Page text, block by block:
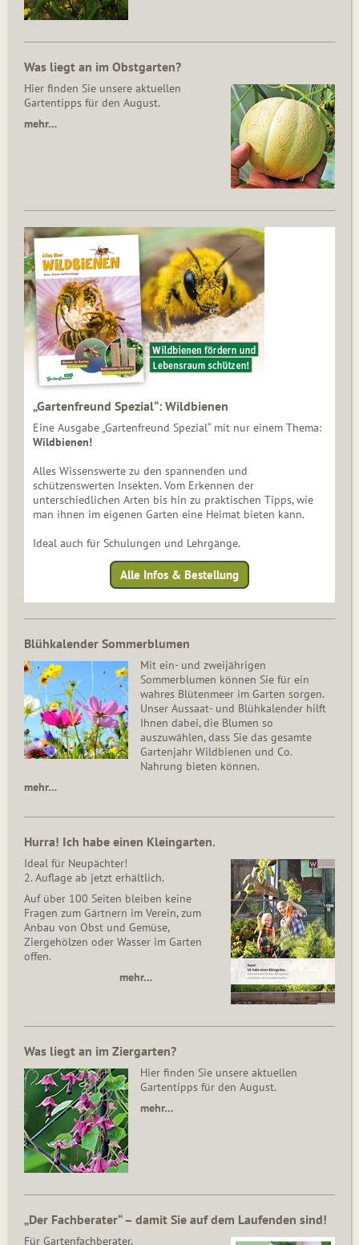
Was liegt an im Obstgarten?
Hier finden Sie unsere aktuellen
Gartentipps für den August.
mehr…
„Gartenfreund Spezial“: Wildbienen
Eine Ausgabe „Gartenfreund Spezial“ mit nur einem Thema:
Wildbienen!
Alles Wissenswerte zu den spannenden und
schützenswerten Insekten. Vom Erkennen der
unterschiedlichen Arten bis hin zu praktischen Tipps, wie
man ihnen im eigenen Garten eine Heimat bieten kann.
Ideal auch für Schulungen und Lehrgänge.
Alle Infos & Bestellung
Blühkalender Sommerblumen
Mit ein- und zweijährigen
Sommerblumen können Sie für ein
wahres Blütenmeer im Garten sorgen.
Unser Aussaat- und Blühkalender hilft
Ihnen dabei, die Blumen so
auszuwählen, dass Sie das gesamte
Gartenjahr Wildbienen und Co.
Nahrung bieten können.
mehr…
Hurra! Ich habe einen Kleingarten.
Ideal für Neupächter!
2. Auflage ab jetzt erhältlich.
Auf über 100 Seiten bleiben keine
Fragen zum Gärtnern im Verein, zum
Anbau von Obst und Gemüse,
Ziergehölzen oder Wasser im Garten
offen.
mehr…
Was liegt an im Ziergarten?
Hier finden Sie unsere aktuellen
Gartentipps für den August.
mehr…
„Der Fachberater“ – damit Sie auf dem Laufenden sind!
Für Gartenfachberater,